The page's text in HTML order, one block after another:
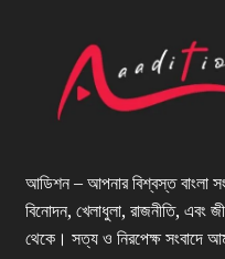
আডিশন – আপনার বিশ্বস্ত বাংলা
বিনোদন, খেলাধুলা, রাজনীতি, এবং
থেকে। সত্য ও নিরপেক্ষ সংবাদে